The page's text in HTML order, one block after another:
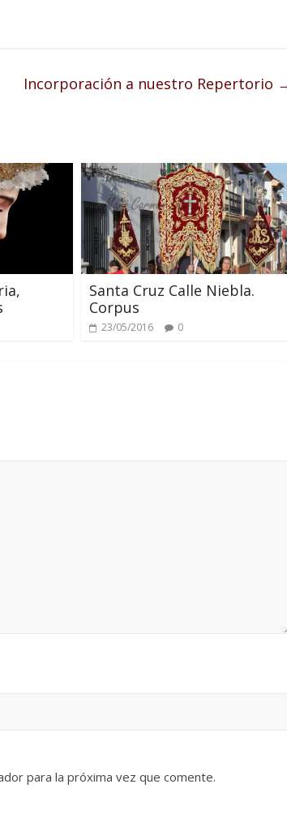
Incorporación a nuestro Repertorio
Santa Cruz Calle Niebla.
Corpus
23/05/2016 0
para la próxima vez que comente.